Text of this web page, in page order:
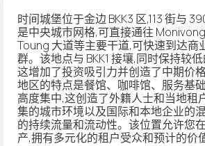
时间城堡位于金边 BKK3 区,113 街与
是中央城市网格,可直接通往
Toung 大道等主要干道,可快速到达商
群。该地点与 BKK1 接壤,同时保持较
这增加了投资吸引力并创造了中期价
地区的特点是餐馆、咖啡馆、服务基
高度集中,这创造了外籍人士和当地租
集的城市环境以及国际和本地企业的
的持续流量和流动性。该位置允许您
产,拥有多元化的租户受众和预计的价